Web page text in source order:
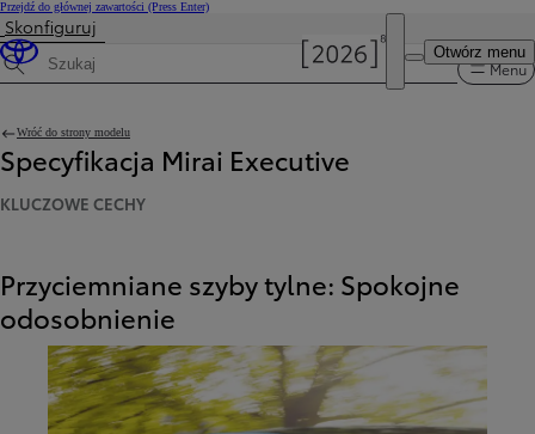
Przejdź do głównej zawartości (Press Enter)
Otwórz menu
Skonfiguruj
Wyszukaj dane techniczne Menu
Wróć do strony modelu
Specyfikacja Mirai Executive
KLUCZOWE CECHY
Przyciemniane szyby tylne: Spokojne
odosobnienie